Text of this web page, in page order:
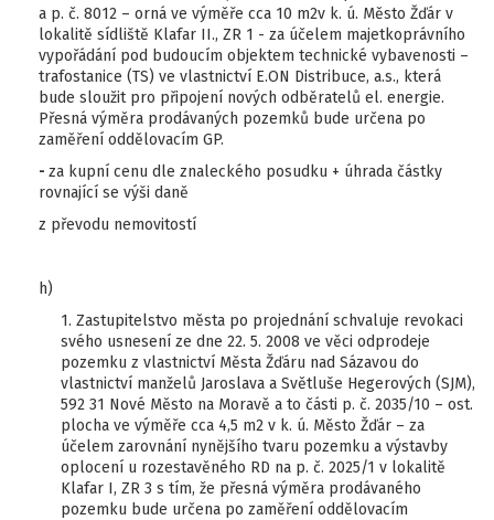
a p. č. 8012 – orná ve výměře cca 10 m2v k. ú. Město Žďár v
lokalitě sídliště Klafar II., ZR 1 - za účelem majetkoprávního
vypořádání pod budoucím objektem technické vybavenosti –
trafostanice (TS) ve vlastnictví E.ON Distribuce, a.s., která
bude sloužit pro připojení nových odběratelů el. energie.
Přesná výměra prodávaných pozemků bude určena po
zaměření oddělovacím GP.
- za kupní cenu dle znaleckého posudku + úhrada částky
rovnající se výši daně
z převodu nemovitostí
h)
1. Zastupitelstvo města po projednání schvaluje revokaci
svého usnesení ze dne 22. 5. 2008 ve věci odprodeje
pozemku z vlastnictví Města Žďáru nad Sázavou do
vlastnictví manželů Jaroslava a Světluše Hegerových (SJM),
592 31 Nové Město na Moravě a to části p. č. 2035/10 – ost.
plocha ve výměře cca 4,5 m2 v k. ú. Město Žďár – za
účelem zarovnání nynějšího tvaru pozemku a výstavby
oplocení u rozestavěného RD na p. č. 2025/1 v lokalitě
Klafar I, ZR 3 s tím, že přesná výměra prodávaného
pozemku bude určena po zaměření oddělovacím